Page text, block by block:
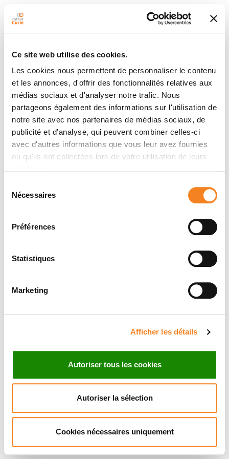
Ce site web utilise des cookies.
Les cookies nous permettent de personnaliser le contenu
et les annonces, d'offrir des fonctionnalités relatives aux
médias sociaux et d'analyser notre trafic. Nous
partageons également des informations sur l'utilisation de
notre site avec nos partenaires de médias sociaux, de
publicité et d'analyse, qui peuvent combiner celles-ci
avec d'autres informations que vous leur avez fournies
ou qu'ils ont collectées lors de votre utilisation de leurs
Nécessaires
Préférences
Statistiques
Marketing
Afficher les détails
Autoriser tous les cookies
Autoriser la sélection
Cookies nécessaires uniquement